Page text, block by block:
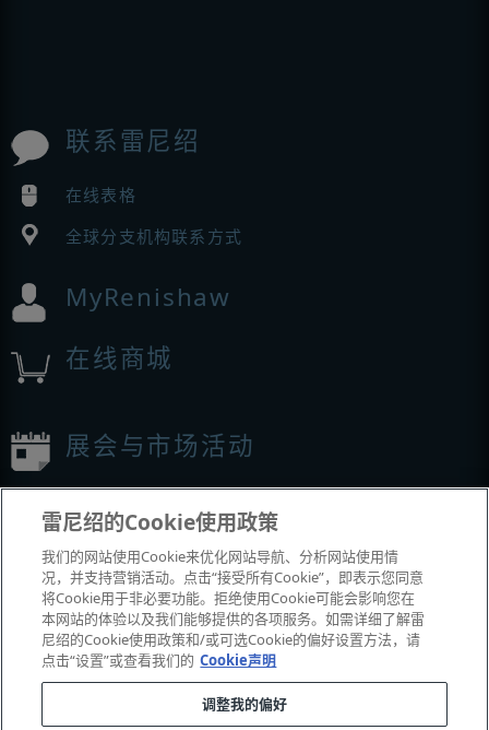
联系雷尼绍
在线表格
全球分支机构联系方式
MyRenishaw
在线商城
展会与市场活动
雷尼绍的Cookie使用政策
我们的网站使用Cookie来优化网站导航、分析网站使用情
况，并支持营销活动。点击“接受所有Cookie”，即表示您同意
将Cookie用于非必要功能。拒绝使用Cookie可能会影响您在
本网站的体验以及我们能够提供的各项服务。如需详细了解雷
尼绍的Cookie使用政策和/或可选Cookie的偏好设置方法，请
点击“设置”或查看我们的 Cookie声明
调整我的偏好